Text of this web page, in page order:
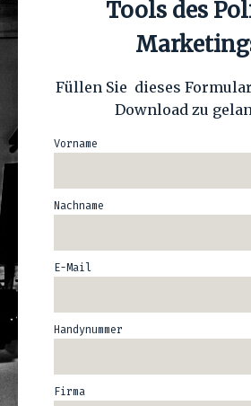
Tools des
Füllen Sie dieses
Download zu
Vorname
Nachname
E-Mail
Handynummer
Firma